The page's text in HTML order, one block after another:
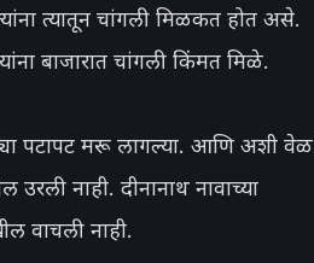
त्यातून चांगली मिळकत होत असे.
बाजारात चांगली किंमत मिळे.
पटापट मरू लागल्या. आणि अशी वेळ
नाही. दीनानाथ नावाच्या
वाचली नाही.